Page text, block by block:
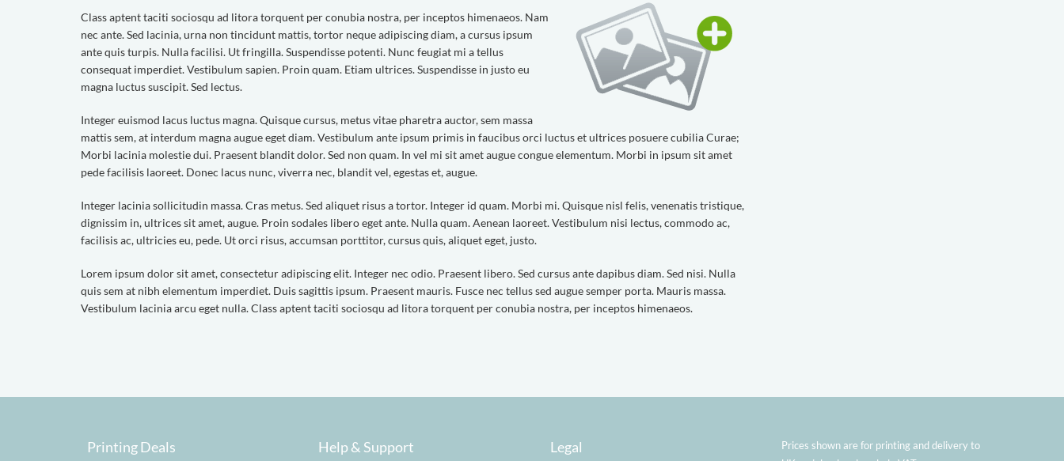
Class aptent taciti sociosqu ad litora torquent per conubia nostra, per inceptos himenaeos. Nam
nec ante. Sed lacinia, urna non tincidunt mattis, tortor neque adipiscing diam, a cursus ipsum
ante quis turpis. Nulla facilisi. Ut fringilla. Suspendisse potenti. Nunc feugiat mi a tellus
consequat imperdiet. Vestibulum sapien. Proin quam. Etiam ultrices. Suspendisse in justo eu
magna luctus suscipit. Sed lectus.
Integer euismod lacus luctus magna. Quisque cursus, metus vitae pharetra auctor, sem massa
mattis sem, at interdum magna augue eget diam. Vestibulum ante ipsum primis in faucibus orci luctus et ultrices posuere cubilia Curae;
Morbi lacinia molestie dui. Praesent blandit dolor. Sed non quam. In vel mi sit amet augue congue elementum. Morbi in ipsum sit amet
pede facilisis laoreet. Donec lacus nunc, viverra nec, blandit vel, egestas et, augue.
Integer lacinia sollicitudin massa. Cras metus. Sed aliquet risus a tortor. Integer id quam. Morbi mi. Quisque nisl felis, venenatis tristique,
dignissim in, ultrices sit amet, augue. Proin sodales libero eget ante. Nulla quam. Aenean laoreet. Vestibulum nisi lectus, commodo ac,
facilisis ac, ultricies eu, pede. Ut orci risus, accumsan porttitor, cursus quis, aliquet eget, justo.
Lorem ipsum dolor sit amet, consectetur adipiscing elit. Integer nec odio. Praesent libero. Sed cursus ante dapibus diam. Sed nisi. Nulla
quis sem at nibh elementum imperdiet. Duis sagittis ipsum. Praesent mauris. Fusce nec tellus sed augue semper porta. Mauris massa.
Vestibulum lacinia arcu eget nulla. Class aptent taciti sociosqu ad litora torquent per conubia nostra, per inceptos himenaeos.
Printing Deals Help & Support Legal
Prices shown are for printing and delivery to